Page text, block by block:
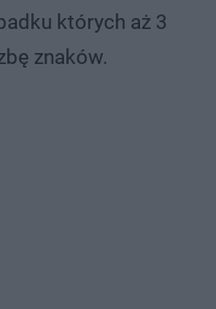
których aż 3
znaków.